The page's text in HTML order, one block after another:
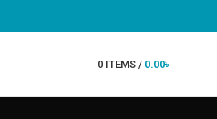
0 ITEMS / 0.00৳